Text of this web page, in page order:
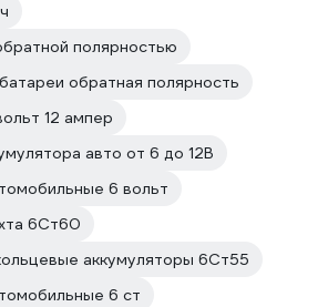
полярностью
обратная полярность
12 ампер
авто от 6 до 12В
6 вольт
6Ст60
аккумуляторы 6Ст55
6 ст